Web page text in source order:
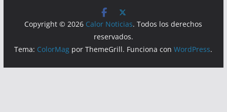
Copyright © 2026 Calor Noticias. Todos los derechos
reservados.
Tema: ColorMag por ThemeGrill. Funciona conWordPress.